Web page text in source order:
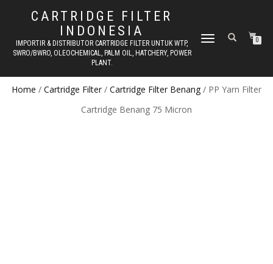
CARTRIDGE FILTER
INDONESIA
IMPORTIR & DISTRIBUTOR CARTRIDGE FILTER UNTUK WTP,
SWRO/BWRO, OLEOCHEMICAL, PALM OIL, HATCHERY, POWER
PLANT.
TOGGLE NAVIGATION0
Home / Cartridge Filter / Cartridge Filter Benang / PP Yarn Filter
Cartridge Benang 75 Micron